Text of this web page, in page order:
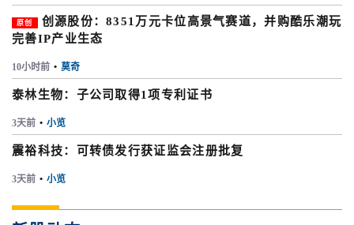
原创
创源股份：8351万元卡位高景气赛道，并购酷乐潮玩
完善IP产业生态
10小时前 • 莫奇
泰林生物：子公司取得1项专利证书
3天前 • 小览
震裕科技：可转债发行获证监会注册批复
3天前 • 小览